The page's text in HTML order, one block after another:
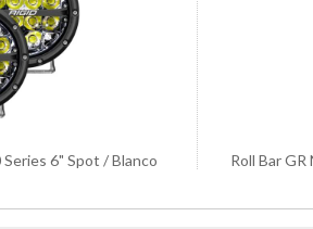
6" Spot / Blanco Roll Bar